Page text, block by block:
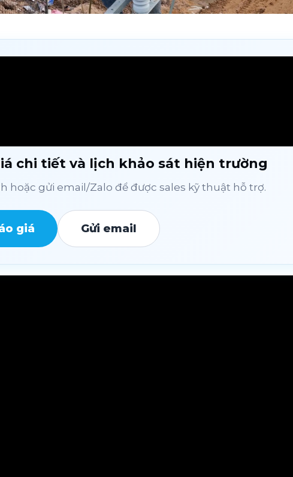
chi tiết và lịch khảo sát hiện trường
hoặc gửi email/Zalo để được sales kỹ thuật hỗ trợ.
giá Gửi email